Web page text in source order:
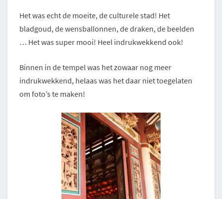
Het was echt de moeite, de culturele stad! Het
bladgoud, de wensballonnen, de draken, de beelden
… Het was super mooi! Heel indrukwekkend ook!
Binnen in de tempel was het zowaar nog meer
indrukwekkend, helaas was het daar niet toegelaten
om foto’s te maken!